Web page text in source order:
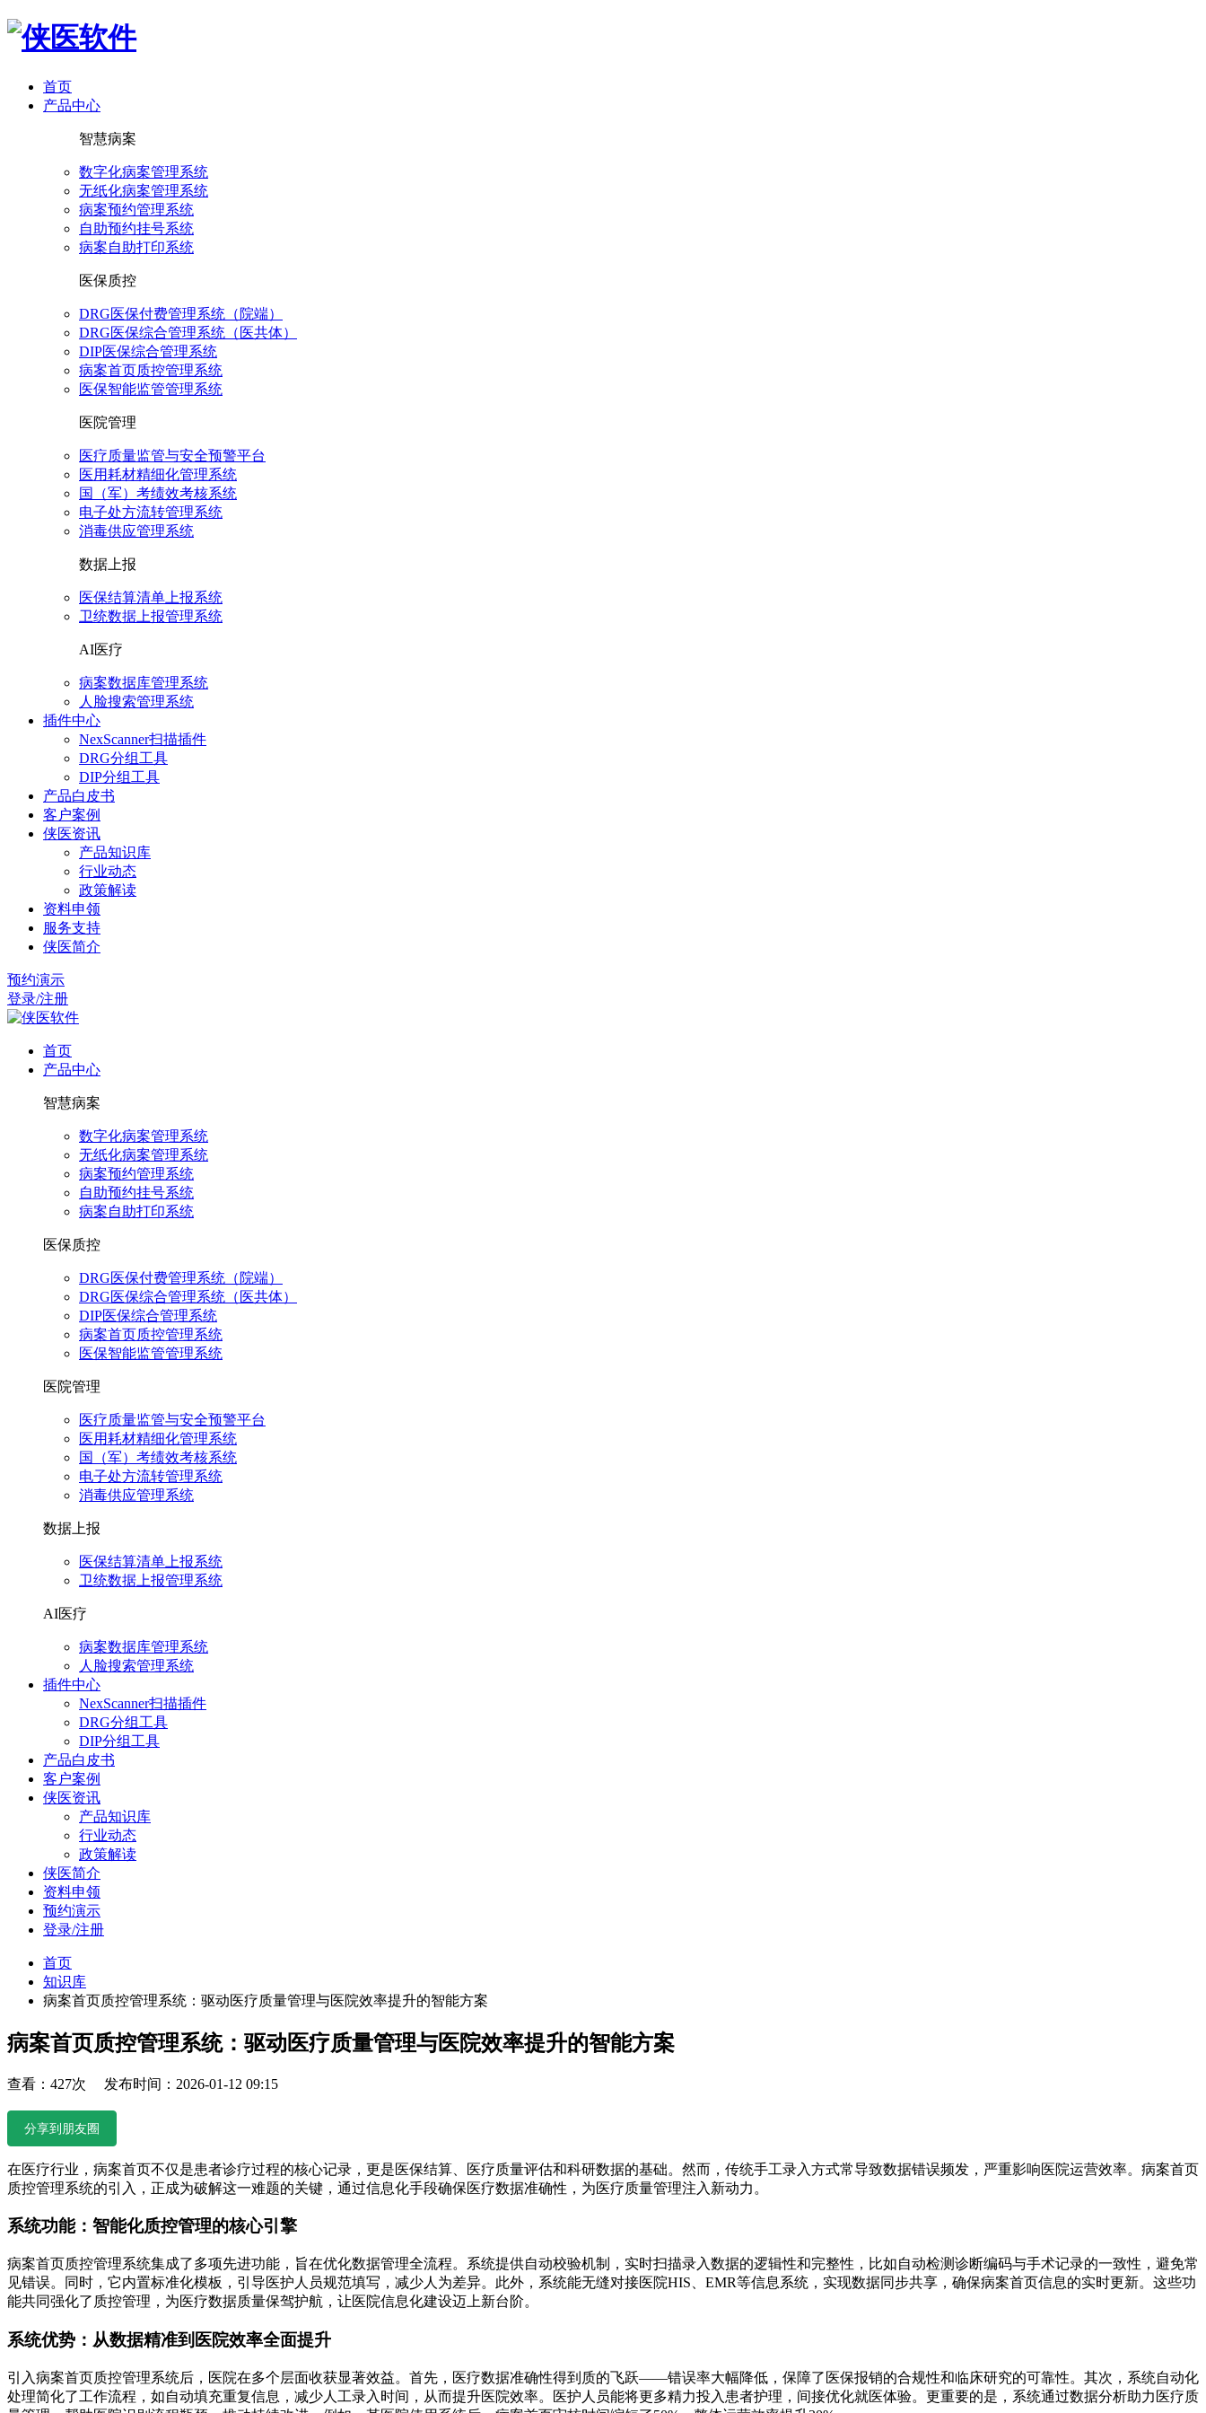
首页
产品中心
智慧病案
数字化病案管理系统
无纸化病案管理系统
病案预约管理系统
自助预约挂号系统
病案自助打印系统
医保质控
DRG医保付费管理系统（院端）
DRG医保综合管理系统（医共体）
DIP医保综合管理系统
病案首页质控管理系统
医保智能监管管理系统
医院管理
医疗质量监管与安全预警平台
医用耗材精细化管理系统
国（军）考绩效考核系统
电子处方流转管理系统
消毒供应管理系统
数据上报
医保结算清单上报系统
卫统数据上报管理系统
AI医疗
病案数据库管理系统
人脸搜索管理系统
插件中心
NexScanner扫描插件
DRG分组工具
DIP分组工具
产品白皮书
客户案例
侠医资讯
产品知识库
行业动态
政策解读
资料申领
服务支持
侠医简介
预约演示
登录/注册
首页
产品中心
智慧病案
数字化病案管理系统
无纸化病案管理系统
病案预约管理系统
自助预约挂号系统
病案自助打印系统
医保质控
DRG医保付费管理系统（院端）
DRG医保综合管理系统（医共体）
DIP医保综合管理系统
病案首页质控管理系统
医保智能监管管理系统
医院管理
医疗质量监管与安全预警平台
医用耗材精细化管理系统
国（军）考绩效考核系统
电子处方流转管理系统
消毒供应管理系统
数据上报
医保结算清单上报系统
卫统数据上报管理系统
AI医疗
病案数据库管理系统
人脸搜索管理系统
插件中心
NexScanner扫描插件
DRG分组工具
DIP分组工具
产品白皮书
客户案例
侠医资讯
产品知识库
行业动态
政策解读
侠医简介
资料申领
预约演示
登录/注册
首页
知识库
病案首页质控管理系统：驱动医疗质量管理与医院效率提升的智能方案
病案首页质控管理系统：驱动医疗质量管理与医院效率提升的智能方案
查看：427次 发布时间：2026-01-12 09:15
分享到朋友圈
在医疗行业，病案首页不仅是患者诊疗过程的核心记录，更是医保结算、医疗质量评估和科研数据的基础。然而，传统手工录入方式常导致数据错误频发，严重影响医院运营效率。病案首页
质控管理系统的引入，正成为破解这一难题的关键，通过信息化手段确保医疗数据准确性，为医疗质量管理注入新动力。
系统功能：智能化质控管理的核心引擎
病案首页质控管理系统集成了多项先进功能，旨在优化数据管理全流程。系统提供自动校验机制，实时扫描录入数据的逻辑性和完整性，比如自动检测诊断编码与手术记录的一致性，避免常
见错误。同时，它内置标准化模板，引导医护人员规范填写，减少人为差异。此外，系统能无缝对接医院HIS、EMR等信息系统，实现数据同步共享，确保病案首页信息的实时更新。这些功
能共同强化了质控管理，为医疗数据质量保驾护航，让医院信息化建设迈上新台阶。
系统优势：从数据精准到医院效率全面提升
引入病案首页质控管理系统后，医院在多个层面收获显著效益。首先，医疗数据准确性得到质的飞跃——错误率大幅降低，保障了医保报销的合规性和临床研究的可靠性。其次，系统自动化
处理简化了工作流程，如自动填充重复信息，减少人工录入时间，从而提升医院效率。医护人员能将更多精力投入患者护理，间接优化就医体验。更重要的是，系统通过数据分析助力医疗质